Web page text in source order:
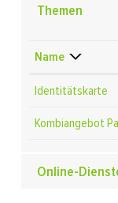
Themen
Name
Identitätskarte
Kombiangebot
Online-